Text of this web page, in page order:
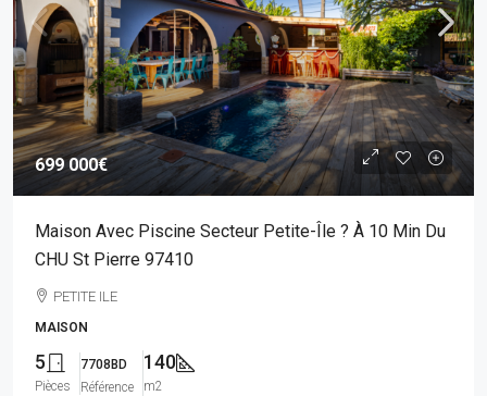
699 000€
Maison Avec Piscine Secteur Petite-Île ? À 10 Min Du
CHU St Pierre 97410
PETITE ILE
MAISON
5
Pièces
7708BD
Référence
140
m2